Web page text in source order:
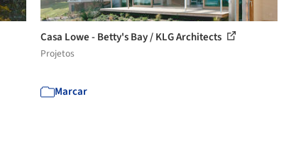
Casa Lowe - Betty's Bay / KLG Architects
Projetos
Marcar